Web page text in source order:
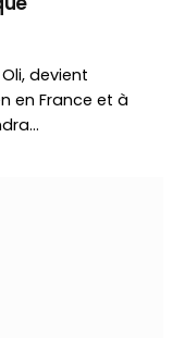
devient
en France et à